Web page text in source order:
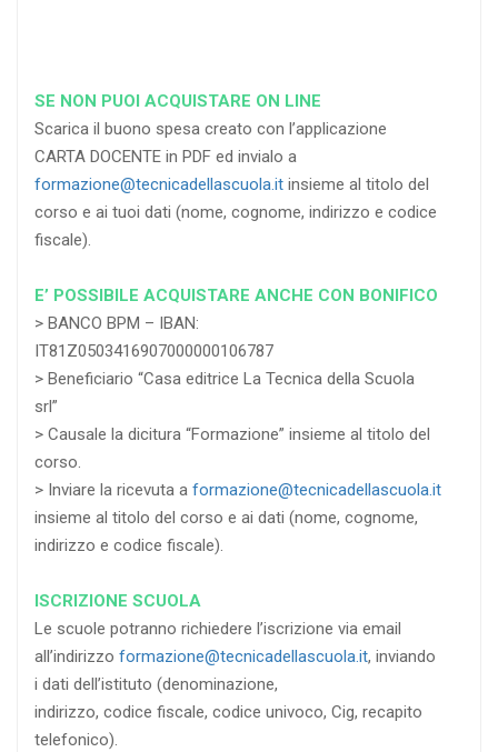
SE NON PUOI ACQUISTARE ON LINE
Scarica il buono spesa creato con l’applicazione
CARTA DOCENTE in PDF ed invialo a
formazione@tecnicadellascuola.it insieme al titolo del
corso e ai tuoi dati (nome, cognome, indirizzo e codice
fiscale).
E’ POSSIBILE ACQUISTARE ANCHE CON BONIFICO
> BANCO BPM – IBAN:
IT81Z0503416907000000106787
> Beneficiario “Casa editrice La Tecnica della Scuola
srl”
> Causale la dicitura “Formazione” insieme al titolo del
corso.
> Inviare la ricevuta a formazione@tecnicadellascuola.it
insieme al titolo del corso e ai dati (nome, cognome,
indirizzo e codice fiscale).
ISCRIZIONE SCUOLA
Le scuole potranno richiedere l’iscrizione via email
all’indirizzo formazione@tecnicadellascuola.it, inviando
i dati dell’istituto (denominazione,
indirizzo, codice fiscale, codice univoco, Cig, recapito
telefonico).